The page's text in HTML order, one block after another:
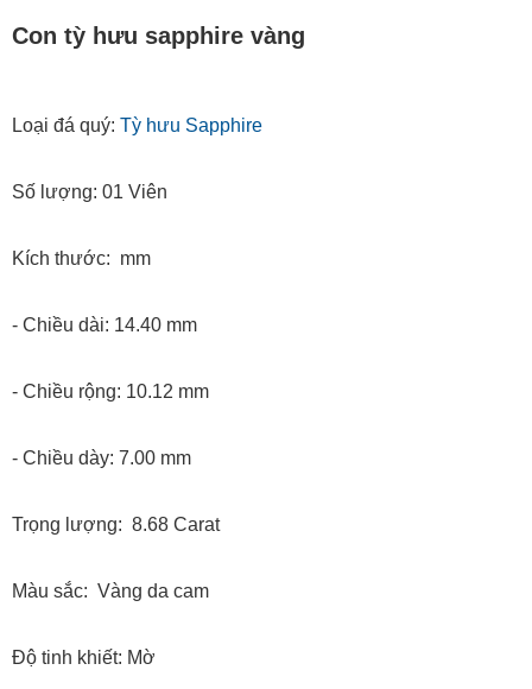
Con tỳ hưu sapphire vàng
Loại đá quý: Tỳ hưu Sapphire
Số lượng: 01 Viên
Kích thước: mm
- Chiều dài: 14.40 mm
- Chiều rộng: 10.12 mm
- Chiều dày: 7.00 mm
Trọng lượng: 8.68 Carat
Màu sắc: Vàng da cam
Độ tinh khiết: Mờ